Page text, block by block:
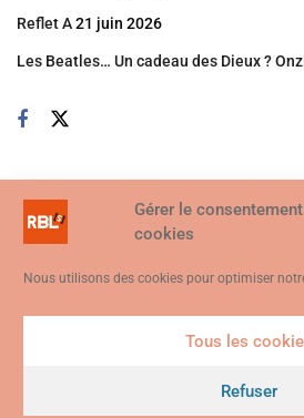
Gérer le
cookies
Nous utilisons des cookies pour optimiser
Tous les
Refuser
Reflet A21 juin 2026
Les Beatles… Un cadeau des Dieux ?
vous consentez à ce que des cookies